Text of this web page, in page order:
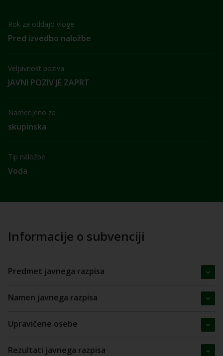
Rok za oddajo vloge
Pred izvedbo naložbe
Veljavnost poziva
JAVNI POZIV JE ZAPRT
Namenjeno za
skupinska
Tip naložbe
Voda
Informacije o subvenciji
Predmet javnega razpisa
Namen javnega razpisa
Upravičene osebe
Rezultati javnega razpisa